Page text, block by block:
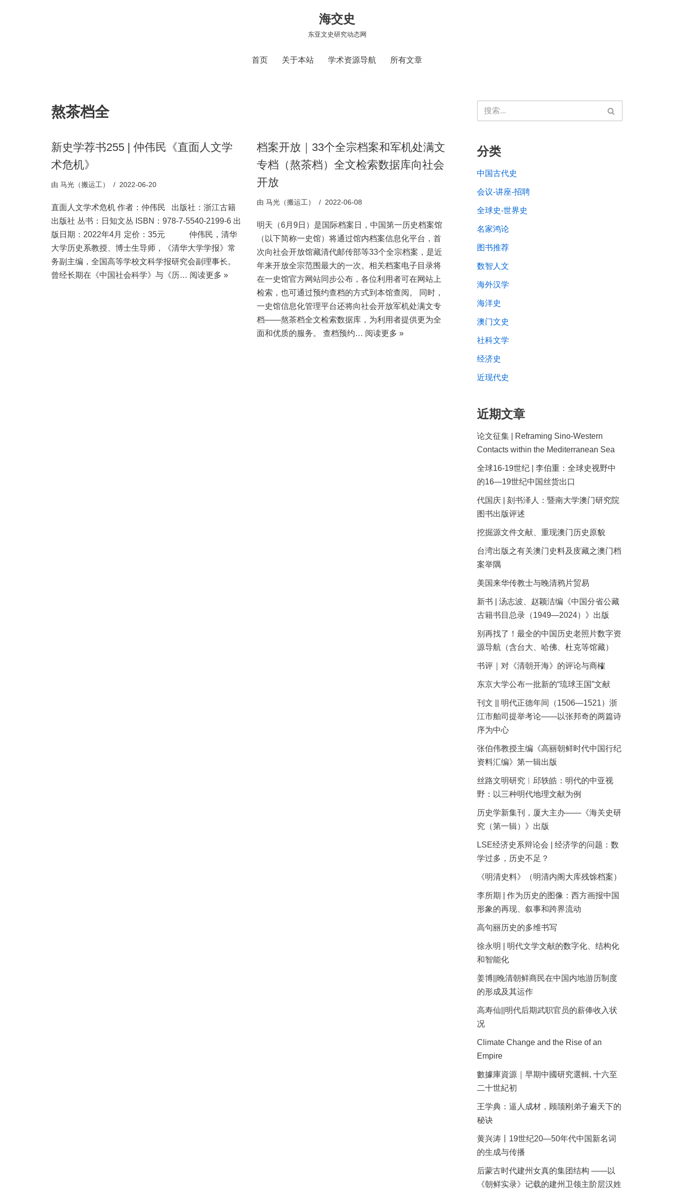
海交史
东亚文史研究动态网
首页 关于本站 学术资源导航 所有文章
熬茶档全
新史学荐书255 | 仲伟民《直面人文学
术危机》
由 马光（搬运工） 2022-06-20
直面人文学术危机 作者：仲伟民 出版社：浙江古籍
出版社 丛书：日知文丛 ISBN：978-7-5540-2199-6 出
版日期：2022年4月 定价：35元 仲伟民，清华
大学历史系教授、博士生导师，《清华大学学报》常
务副主编，全国高等学校文科学报研究会副理事长。
曾经长期在《中国社会科学》与《历… 阅读更多 »
档案开放｜33个全宗档案和军机处满文
专档（熬茶档）全文检索数据库向社会
开放
由 马光（搬运工） 2022-06-08
明天（6月9日）是国际档案日，中国第一历史档案馆
（以下简称一史馆）将通过馆内档案信息化平台，首
次向社会开放馆藏清代邮传部等33个全宗档案，是近
年来开放全宗范围最大的一次。相关档案电子目录将
在一史馆官方网站同步公布，各位利用者可在网站上
检索，也可通过预约查档的方式到本馆查阅。 同时，
一史馆信息化管理平台还将向社会开放军机处满文专
档——熬茶档全文检索数据库，为利用者提供更为全
面和优质的服务。 查档预约… 阅读更多 »
分类
中国古代史
会议-讲座-招聘
全球史-世界史
名家鸿论
图书推荐
数智人文
海外汉学
海洋史
澳门文史
社科文学
经济史
近现代史
近期文章
论文征集 | Reframing Sino-Western
Contacts within the Mediterranean Sea
全球16-19世纪 | 李伯重：全球史视野中
的16—19世纪中国丝货出口
代国庆 | 刻书泽人：暨南大学澳门研究院
图书出版评述
挖掘源文件文献、重现澳门历史原貌
台湾出版之有关澳门史料及庋藏之澳门档
案举隅
美国来华传教士与晚清鸦片贸易
新书 | 汤志波、赵颖洁编《中国分省公藏
古籍书目总录（1949—2024）》出版
别再找了！最全的中国历史老照片数字资
源导航（含台大、哈佛、杜克等馆藏）
书评｜对《清朝开海》的评论与商榷
东京大学公布一批新的“琉球王国”文献
刊文 || 明代正德年间（1506—1521）浙
江市舶司提举考论——以张邦奇的两篇诗
序为中心
张伯伟教授主编《高丽朝鲜时代中国行纪
资料汇编》第一辑出版
丝路文明研究︱邱轶皓：明代的中亚视
野：以三种明代地理文献为例
历史学新集刊，厦大主办——《海关史研
究（第一辑）》出版
LSE经济史系辩论会 | 经济学的问题：数
学过多，历史不足？
《明清史料》（明清内阁大库残馀档案）
李所期 | 作为历史的图像：西方画报中国
形象的再现、叙事和跨界流动
高句丽历史的多维书写
徐永明 | 明代文学文献的数字化、结构化
和智能化
姜博||晚清朝鲜商民在中国内地游历制度
的形成及其运作
高寿仙||明代后期武职官员的薪俸收入状
况
Climate Change and the Rise of an
Empire
數據庫資源｜早期中國研究選輯, 十六至
二十世紀初
王学典：逼人成材，顾颉刚弟子遍天下的
秘诀
黄兴涛丨19世纪20—50年代中国新名词
的生成与传播
后蒙古时代建州女真的集团结构 ——以
《朝鲜实录》记载的建州卫领主阶层汉姓